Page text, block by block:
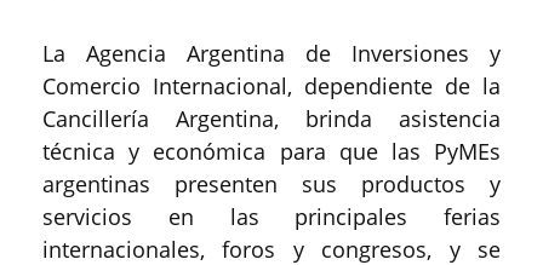
La Agencia Argentina de Inversiones y
Comercio Internacional, dependiente de la
Cancillería Argentina, brinda asistencia
técnica y económica para que las PyMEs
argentinas presenten sus productos y
servicios en las principales ferias
internacionales, foros y congresos, y se